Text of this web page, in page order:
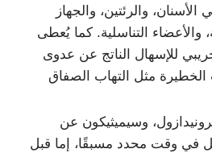
الأسنان، والرئتين، والجهاز
والأعضاء التناسلية. كما يُعطى
للإسهال الناتج عن عدوى
وسيميثيكون عن
في وقت محدد مسبقًا، إما قبل